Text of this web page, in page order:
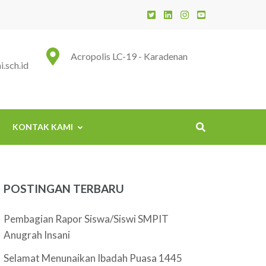
Insani Acropolis LC-19 - Karadenan
KONTAK KAMI
POSTINGAN TERBARU
Pembagian Rapor Siswa/Siswi SMPIT
Anugrah Insani
Selamat Menunaikan Ibadah Puasa 1445